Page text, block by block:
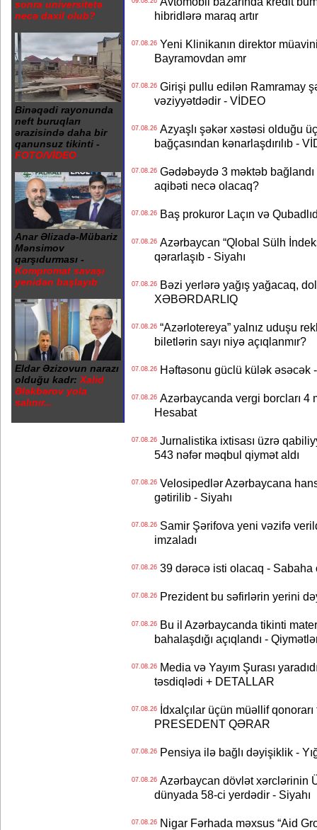
sonra universitetə
necə daxil olub?
Binəqədi rayonunda
neft buruqları
ərazisində daha bir
qanunsuz tikinti -
FOTO/VİDEO
Anar Əlizadə-Mübariz
Mənsimov
qarşıdurması -
Kompromat savaşı
yenidən başlayıb
Eldar Əzizovun narazı
olduğu kadr: Xalid
Ələkbərov yola
salınır...
hibridlərə maraq artır
07.08.26Yeni Klinikanın direktor müavini
Bayramovdan əmr
07.08.26Girişi pullu edilən Ramramay
vəziyyətdədir - VİDEO
07.08.26Azyaşlı şəkər xəstəsi olduğu
bağçasından kənarlaşdırılıb -
07.08.26Gədəbəydə 3 məktəb
aqibəti necə olacaq?
07.08.26Baş prokuror Laçın və
07.08.26Azərbaycan “Qlobal Sülh
qərarlaşıb - Siyahı
07.08.26Bəzi yerlərə yağış yağacaq,
XƏBƏRDARLIQ
07.08.26“Azərlotereya” yalnız uduşu
biletlərin sayı niyə açıqlanmır?
07.08.26Həftəsonu güclü külək əsəcək
07.08.26Azərbaycanda vergi borcları 4
Hesabat
07.08.26Jurnalistika ixtisası üzrə
543 nəfər məqbul qiymət aldı
07.08.26Velosipedlər Azərbaycana
gətirilib - Siyahı
07.08.26Samir Şərifova yeni vəzifə
imzaladı
07.08.2639 dərəcə isti olacaq - Sabaha
07.08.26Prezident bu səfirlərin yerini
07.08.26Bu il Azərbaycanda tikinti
bahalaşdığı açıqlandı -
07.08.26Media və Yayım Şurası
təsdiqlədi + DETALLAR
07.08.26İdxalçılar üçün müəllif
PRESEDENT QƏRAR
07.08.26Pensiya ilə bağlı dəyişiklik -
07.08.26Azərbaycan dövlət xərclərinin
dünyada 58-ci yerdədir - Siyahı
07.08.26Nigar Fərhada məxsus “Aid